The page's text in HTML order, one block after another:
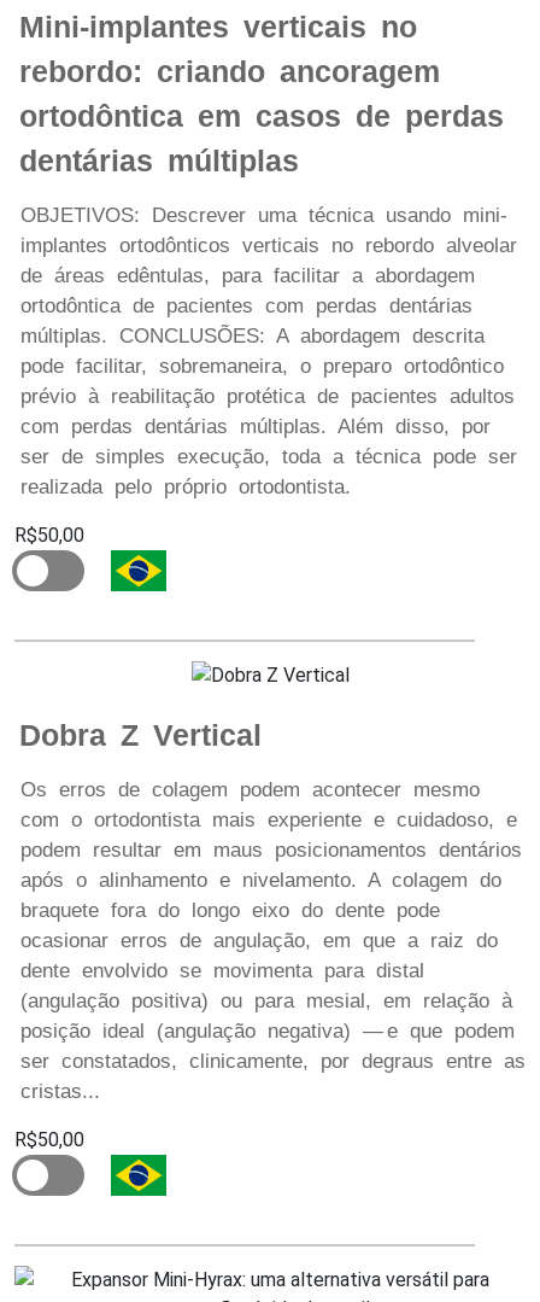
Mini-implantes verticais no
rebordo: criando ancoragem
ortodôntica em casos de perdas
dentárias múltiplas
OBJETIVOS: Descrever uma técnica usando mini-
implantes ortodônticos verticais no rebordo alveolar
de áreas edêntulas, para facilitar a abordagem
ortodôntica de pacientes com perdas dentárias
múltiplas. CONCLUSÕES: A abordagem descrita
pode facilitar, sobremaneira, o preparo ortodôntico
prévio à reabilitação protética de pacientes adultos
com perdas dentárias múltiplas. Além disso, por
ser de simples execução, toda a técnica pode ser
realizada pelo próprio ortodontista.
R$50,00
Dobra Z Vertical
Os erros de colagem podem acontecer mesmo
com o ortodontista mais experiente e cuidadoso, e
podem resultar em maus posicionamentos dentários
após o alinhamento e nivelamento. A colagem do
braquete fora do longo eixo do dente pode
ocasionar erros de angulação, em que a raiz do
dente envolvido se movimenta para distal
(angulação positiva) ou para mesial, em relação à
posição ideal (angulação negativa) — e que podem
ser constatados, clinicamente, por degraus entre as
cristas...
R$50,00